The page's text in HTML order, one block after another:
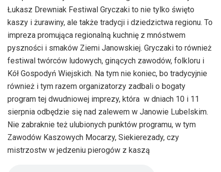
Łukasz Drewniak Festiwal Gryczaki to nie tylko święto
kaszy i żurawiny, ale także tradycji i dziedzictwa regionu. To
impreza promująca regionalną kuchnię z mnóstwem
pyszności i smaków Ziemi Janowskiej. Gryczaki to również
festiwal twórców ludowych, ginących zawodów, folkloru i
Kół Gospodyń Wiejskich. Na tym nie koniec, bo tradycyjnie
również i tym razem organizatorzy zadbali o bogaty
program tej dwudniowej imprezy, która w dniach 10 i 11
sierpnia odbędzie się nad zalewem w Janowie Lubelskim.
Nie zabraknie też ulubionych punktów programu, w tym
Zawodów Kaszowych Mocarzy, Siekierezady, czy
mistrzostw w jedzeniu pierogów z kaszą